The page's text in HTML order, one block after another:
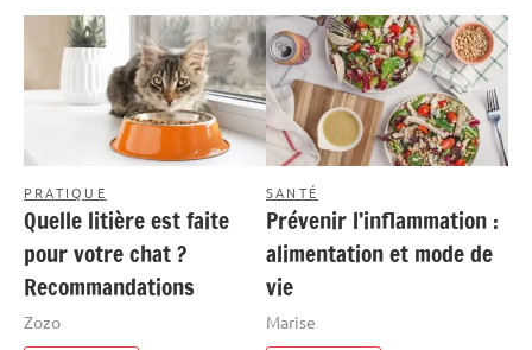
PRATIQUE
Quelle litière est faite
pour votre chat ?
Recommandations
Zozo
SANTÉ
Prévenir l’inflammation :
alimentation et mode de
vie
Marise